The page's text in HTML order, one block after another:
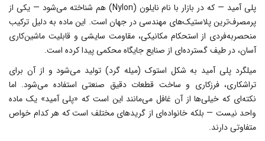
پلی آمید — که در بازار با نام نایلون (Nylon) هم شناخته می‌شود — یکی از
پرمصرف‌ترین پلاستیک‌های مهندسی در جهان است. این ماده به دلیل ترکیب
منحصربه‌فردی از استحکام مکانیکی، مقاومت سایشی و قابلیت ماشین‌کاری
آسان، در طیف گسترده‌ای از صنایع جایگاه محکمی پیدا کرده است.
میلگرد پلی آمید به شکل استوک (میله گرد) تولید می‌شود و از آن برای
تراشکاری، فرزکاری و ساخت قطعات دقیق صنعتی استفاده می‌شود. اما
نکته‌ای که خیلی‌ها از آن غافل می‌مانند این است که «پلی آمید» یک ماده
واحد نیست — بلکه خانواده‌ای از گریدهای مختلف است که هر کدام خواص
متفاوتی دارند.